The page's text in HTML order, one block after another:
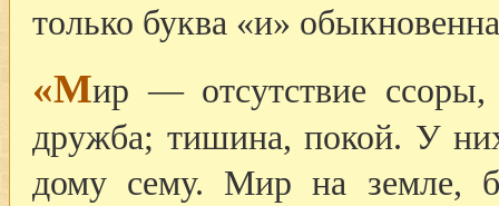
только буква «и»
«Мир — отсутствие
дружба; тишина, покой. У
дому сему. Мир на земле,